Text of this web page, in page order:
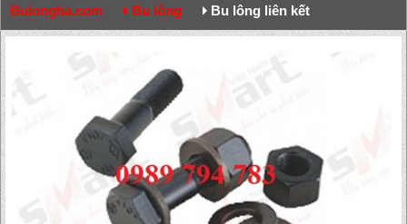
Bulongha.com Bu lông Bu lông liên kết